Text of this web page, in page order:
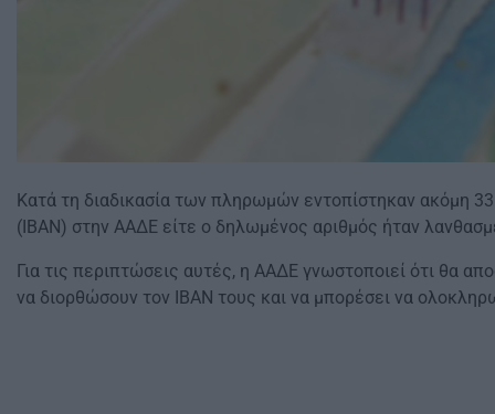
Κατά τη διαδικασία των πληρωμών εντοπίστηκαν ακόμη
(IBAN) στην ΑΑΔΕ είτε ο δηλωμένος αριθμός ήταν
Για τις περιπτώσεις αυτές, η ΑΑΔΕ γνωστοποιεί ότι θα
να διορθώσουν τον IBAN τους και να μπορέσει να